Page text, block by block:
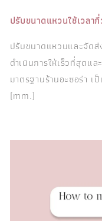
ปรับขนาดแหวนใช้เวลา
ปรับขนาดแหวนและจัดส่
ดำเนินการให้เร็วที่สุดแ
มาตรฐานร้านอะซอร่า
(mm.)